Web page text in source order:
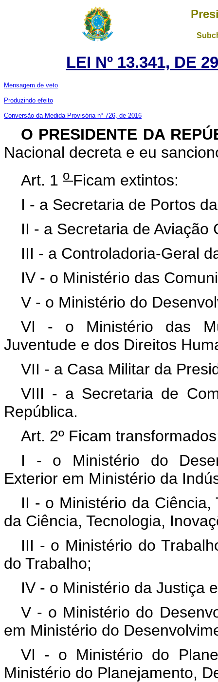
LEI Nº 13.341, DE
Mensagem de veto
Produzindo efeito
Conversão da Medida Provisória nº 726, de 2016
O PRESIDENTE DA
Nacional decreta e eu
Art. 1 o Ficam extintos:
I - a Secretaria de Portos
II - a Secretaria de Aviação
III - a Controladoria-Geral
IV - o Ministério das
V - o Ministério do
VI - o Ministério das
Juventude e dos Direitos
VII - a Casa Militar da
VIII - a Secretaria de
República.
Art. 2º Ficam
I - o Ministério do
Exterior em Ministério da
II - o Ministério da Ciência,
da Ciência, Tecnologia,
III - o Ministério do
do Trabalho;
IV - o Ministério da Justiça
V - o Ministério do
em Ministério do
VI - o Ministério do
Ministério do Planejamento,